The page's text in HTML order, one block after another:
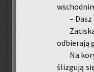
–
od­bie­ra­ją
Na
śli­zgu­ją